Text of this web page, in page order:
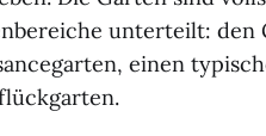
unterteilt: den
einen